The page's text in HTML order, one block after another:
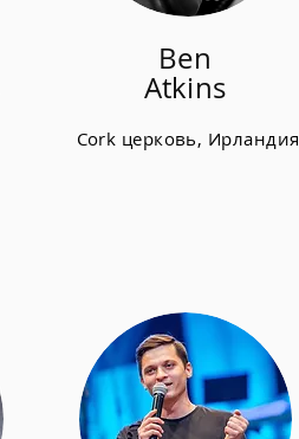
Ben
Atkins
Cork церковь, Ирландия